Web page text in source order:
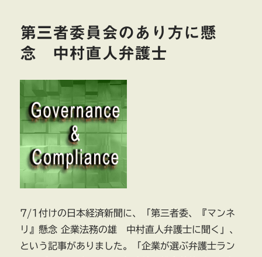
イ
ワ
ン
に
み
る
三
者
の
調
査
第三者委員会のあり方に懸
念 中村直人弁護士
7/1付けの日本経済新聞に、「第三者委、『マンネ
リ』懸念 企業法務の雄 中村直人弁護士に聞く」、
という記事がありました。「企業が選ぶ弁護士ラン